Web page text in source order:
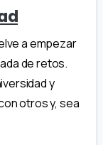
a empezar
de retos.
y
otros y, sea